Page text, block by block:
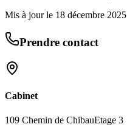
Mis à jour le 18 décembre 2025
Prendre contact
Cabinet
109 Chemin de ChibauEtage 3